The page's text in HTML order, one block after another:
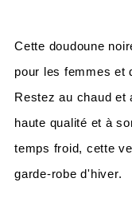
Cette doudoune
pour les femmes et
Restez au chaud
haute qualité et à
temps froid, cette
garde-robe d'hiver.